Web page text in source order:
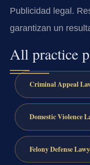
Publicidad legal.
garantizan un
All practice
Criminal Appeal
Domestic Violence
Felony Defense